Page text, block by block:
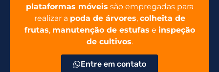
plataformas móveis são empregadas para
realizar a poda de árvores, colheita de
frutas, manutenção de estufas e inspeção
de cultivos.
Entre em contato